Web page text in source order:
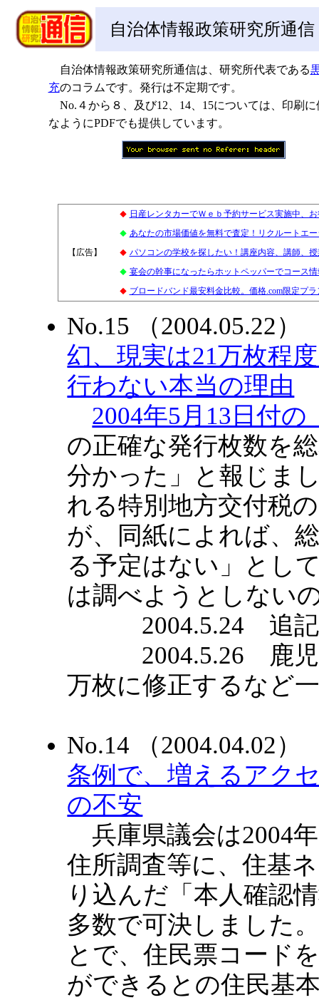
自治体情報政策研究所通信
自治体情報政策研究所通信は、研究所代表である
充のコラムです。発行は不定期です。
No.４から８、及び12、14、15については、印刷に
なようにPDFでも提供しています。
【広告】
◆ 日産レンタカーでＷｅｂ予約サービス実施中、
◆ あなたの市場価値を無料で査定！リクルートエ
◆ パソコンの学校を探したい！講座内容、講師、
◆ 宴会の幹事になったらホットペッパーでコース
◆ ブロードバンド最安料金比較。価格.com限定プ
No.15 （
幻、現実は21万枚程
行わない本当の理由
2004年5月13日付の
の正確な発行枚数を
分かった」と報じま
れる特別地方交付税
が、同紙によれば、
る予定はない」とし
は調べようとしない
2004.5.24 追記
2004.5.26 鹿児島
万枚に修正するなど
No.14 （
条例で、増えるアク
の不安
兵庫県議会は2004
住所調査等に、住基
り込んだ「本人確認
多数で可決しました
とで、住民票コード
ができるとの住民基